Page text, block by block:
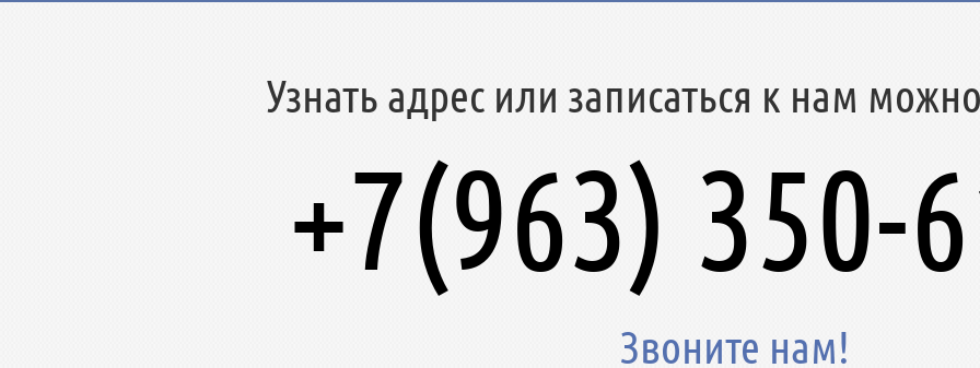
Узнать адрес или записаться к нам
+7(963) 350-
Звоните нам!